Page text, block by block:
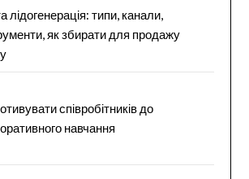
лідогенерація: типи, канали,
як збирати для продажу
співробітників до
навчання